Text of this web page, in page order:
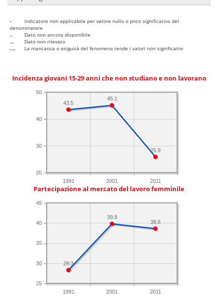
-
Indicatore non applicabile per valore nullo o poco significativo del
denominatore
..
Dato non ancora disponibile
...
Dato non rilevato
....
La mancanza o esiguità del fenomeno rende i valori non significativi
Incidenza giovani 15-29 anni che non studiano e non lavorano
1991 2001 2011
20
30
40
50
25.9
45.1
43.5
Partecipazione al mercato del lavoro femminile
1991 2001 2011
25
30
35
40
45
38.6
39.8
28.3